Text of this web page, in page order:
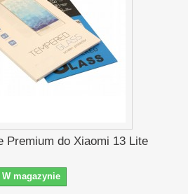
Premium do Xiaomi 13 Lite
W magazynie